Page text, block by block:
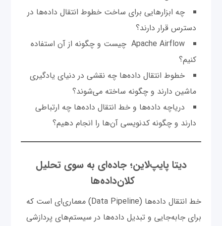
چه ابزارهایی برای ساخت خطوط انتقال داده‌ها در
دسترس قرار دارند؟
Apache Airflow چیست و چگونه از آن استفاده
کنیم؟
خطوط انتقال داده‌ها چه نقشی در دنیای یادگیری
ماشین دارند و چگونه ساخته می‌شوند؟
دریاچه داده‌ها و خط انتقال داده‌ها چه ارتباطی
دارند و چگونه کدنویسی آن‌ها را انجام دهیم؟
دیتا پایپ‌لاین؛ جاده‌ای به سوی تحلیل
کلان‌داده‌ها
خط انتقال داده‌ها (Data Pipeline) معماری‌ای است که
برای جابه‌جایی و تبدیل داده‌ها در سیستم‌های پردازشی